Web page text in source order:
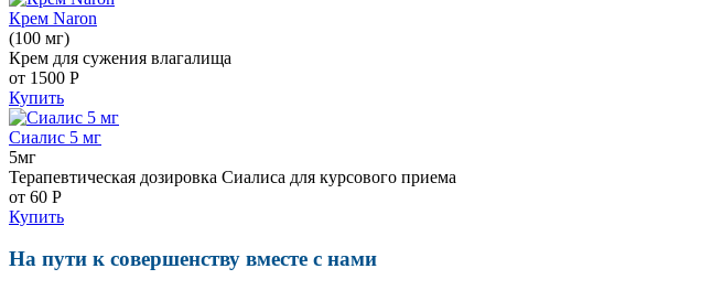
Крем Naron
(100 мг)
Крем для сужения влагалища
от 1500 Р
Купить
Сиалис 5 мг
5мг
Терапевтическая дозировка Сиалиса для курсового приема
от 60 Р
Купить
На пути к совершенству вместе с нами